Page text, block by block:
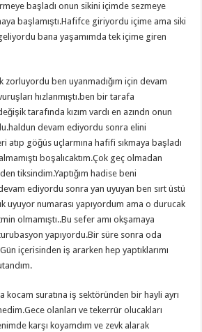
başladı onun sikini içimde sezmeye
başlamıştı.Hafifce giriyordu içime ama siki
bana yaşamımda tek içime giren
zorluyordu ben uyanmadığım için devam
hızlanmıştı.ben bir tarafa
tarafında kızım vardı en azındn onun
devam ediyordu sonra elini
atıp göğüs uçlarmına hafifi sıkmaya başladı
boşalıcaktım.Çok geç olmadan
tiksindim.Yaptığım hadise beni
ediyordu sonra yan uyuyan ben sırt üstü
uyuyor numarası yapıyordum ama o durucak
olmamıştı..Bu sefer amı okşamaya
yapıyordu.Bir süre sonra oda
içerisinden iş ararken hep yaptıklarımı
kocam suratına iş sektöründen bir hayli ayrı
olanları ve tekerrür olucakları
karşı koyamdım ve zevk alarak